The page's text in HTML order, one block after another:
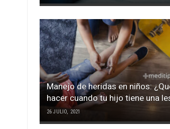
Manejo de heridas en niños:
hacer cuando tu hijo tiene una
26 JULIO, 2021